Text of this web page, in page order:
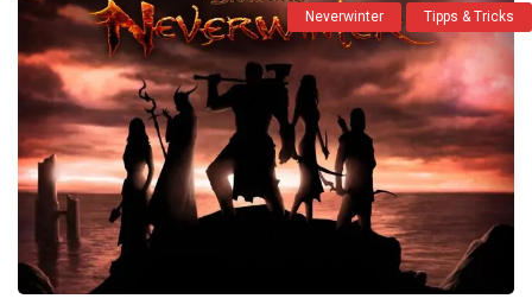
Neverwinter Tipps & Tricks